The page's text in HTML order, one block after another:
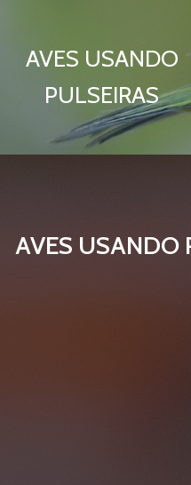
AVES USANDO
PULSEIRAS
AVES USANDO